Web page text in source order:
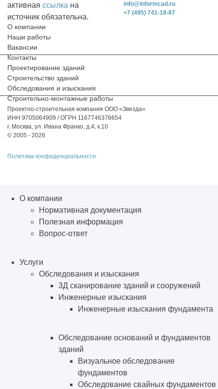
+7 (495) 741-18-87
info@informcad.ru
О компании
Наши работы
Вакансии
Контакты
Проектирование зданий
Строительство зданий
Обследования и изыскания
Строительно-монтажные работы
Проектно-строительная компания ООО «Звезда»
ИНН 9705064909 / ОГРН 1167746376654
г. Москва, ул. Ивана Франко, д.4, к.10
© 2005 - 2026
Политика конфиденциальности
активная ссылка на
источник обязательна.
О компании
Нормативная документация
Полезная информация
Вопрос-ответ
Услуги
Обследования и изыскания
3Д сканирование зданий и сооружений
Инженерные изыскания
Инженерные изыскания фундамента
Обследование оснований и фундаментов
зданий
Визуальное обследование
фундаментов
Обследование свайных фундаментов